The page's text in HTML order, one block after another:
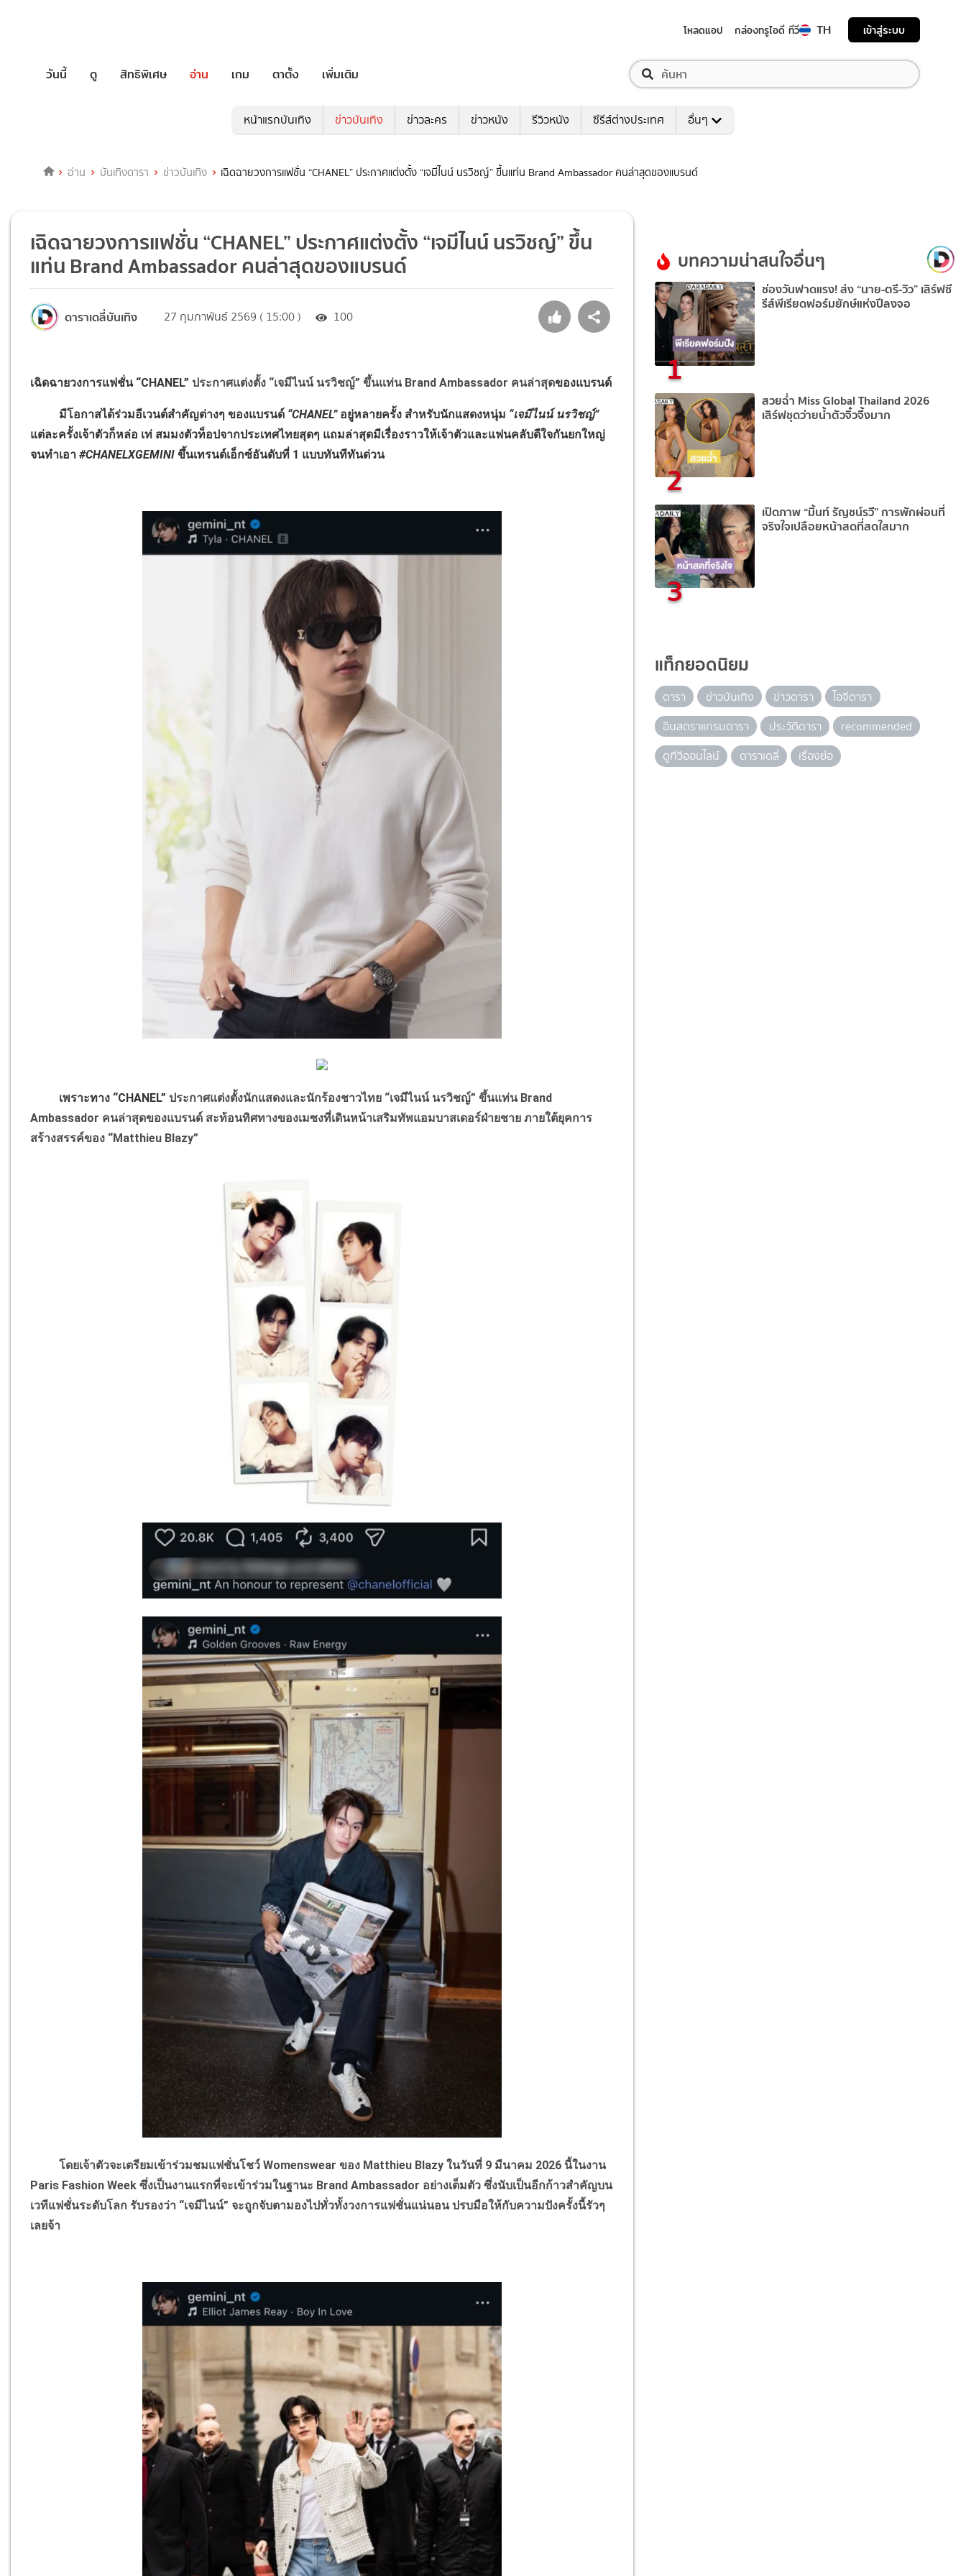
โหลดแอป กล่องทรูไอดี ทีวี TH เข้าสู่ระบบ
วันนี้ ดู สิทธิพิเศษ อ่าน เกม ตาตั้ง เพิ่มเติม
หน้าแรกบันเทิง ข่าวบันเทิง ข่าวละคร ข่าวหนัง รีวิวหนัง ซีรีส์ต่างประเทศ อื่นๆ
อ่าน บันเทิงดารา ข่าวบันเทิง เฉิดฉายวงการแฟชั่น “CHANEL” ประกาศแต่งตั้ง “เจมีไนน์ นรวิชญ์” ขึ้นแท่น Brand Ambassador คนล่าสุดของแบรนด์
เฉิดฉายวงการแฟชั่น “CHANEL” ประกาศแต่งตั้ง “เจมีไนน์ นรวิชญ์” ขึ้น
แท่น Brand Ambassador คนล่าสุดของแบรนด์
ดาราเดลี่บันเทิง 27 กุมภาพันธ์ 2569 ( 15:00 ) 100
เฉิดฉายวงการแฟชั่น “CHANEL” ประกาศแต่งตั้ง “เจมีไนน์ นรวิชญ์” ขึ้นแท่น Brand Ambassador คนล่าสุดของแบรนด์
มีโอกาสได้ร่วมอีเวนต์สำคัญต่างๆ ของแบรนด์ “CHANEL”อยู่หลายครั้ง สำหรับนักแสดงหนุ่ม “เจมีไนน์ นรวิชญ์”
แต่ละครั้งเจ้าตัวก็หล่อ เท่ สมมงตัวท็อปจากประเทศไทยสุดๆ แถมล่าสุดมีเรื่องราวให้เจ้าตัวและแฟนคลับดีใจกันยกใหญ่
จนทำเอา#CHANELXGEMINIขึ้นเทรนด์เอ็กซ์อันดับที่ 1 แบบทันทีทันด่วน
เพราะทาง “CHANEL” ประกาศแต่งตั้งนักแสดงและนักร้องชาวไทย “เจมีไนน์ นรวิชญ์” ขึ้นแท่น Brand
Ambassador คนล่าสุดของแบรนด์ สะท้อนทิศทางของเมซงที่เดินหน้าเสริมทัพแอมบาสเดอร์ฝ่ายชาย ภายใต้ยุคการ
สร้างสรรค์ของ “Matthieu Blazy”
โดยเจ้าตัวจะเตรียมเข้าร่วมชมแฟชั่นโชว์ Womenswear ของ Matthieu Blazy ในวันที่ 9 มีนาคม 2026 นี้ในงาน
Paris Fashion Week ซึ่งเป็นงานแรกที่จะเข้าร่วมในฐานะ Brand Ambassador อย่างเต็มตัว ซึ่งนับเป็นอีกก้าวสำคัญบน
เวทีแฟชั่นระดับโลก รับรองว่า “เจมีไนน์” จะถูกจับตามองไปทั่วทั้งวงการแฟชั่นแน่นอน ปรบมือให้กับความปังครั้งนี้รัวๆ
เลยจ้า
บทความน่าสนใจอื่นๆ
1
ช่องวันฟาดแรง! ส่ง “นาย-ตรี-วิว” เสิร์ฟซี
รีส์พีเรียดฟอร์มยักษ์แห่งปีลงจอ
2
สวยฉ่ำ Miss Global Thailand 2026
เสิร์ฟชุดว่ายน้ำตัวจิ๋วจึ้งมาก
3
เปิดภาพ “มิ้นท์ รัญชน์รวี” การพักผ่อนที่
จริงใจเปลือยหน้าสดที่สดใสมาก
แท็กยอดนิยม
ดารา ข่าวบันเทิง ข่าวดารา
ไอจีดารา
อินสตราแกรมดารา
ประวัติดารา
recommended
ดูทีวีออนไลน์
ดาราเดลี่ เรื่องย่อ